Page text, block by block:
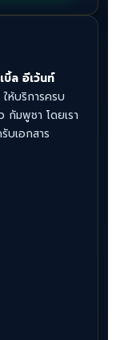
บิ้ล อีเว้นท์
ห้บริการครบ
กัมพูชา โดยเรา
บเอกสาร